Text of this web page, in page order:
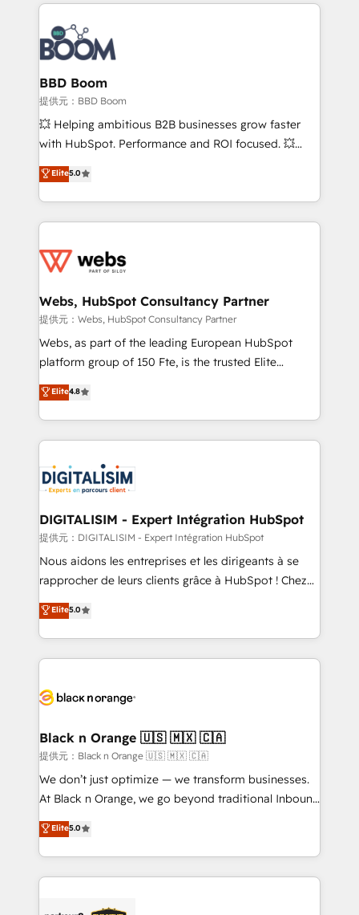
100+ intégrations CRM HubSpot réussies - 40
experts conseil - 150 certifications HubSpot
cumulées
revenue. ⚙️ HubSpot Integration & Optimization •
Seamless CRM, CMS, and automation setup •
Complex platform migrations and data cleanups •
Custom APIs and third-party integrations 📈 End-to-
End Revenue Acceleration • Lifecycle marketing and
pipeline growth programs • Sales enablement tools
and CRM optimization • Retention strategies with
Execution • 750+ onboardings and 2,000+
implementations • Deep expertise across marketing,
BBD Boom
提供元：BBD Boom
💥 Helping ambitious B2B businesses grow faster
with HubSpot. Performance and ROI focused. 💥
BBD Boom is the HubSpot partner that can help you
to HubSpot Better. We work with your teams to
solve all your HubSpot challenges and improve user
adoption, sales process and marketing results.
the first time 🔧 Designing and optimising your
and build using HubSpot 🔌 Integrating HubSpot
with other systems 🎓 Training your teams to be
HubSpot pros 📊 Lead generation services using
HubSpot Why us? - SIX HubSpot Accreditations -
CRM, Solutions Architecture, Onboarding , Data
Migration, Custom Integration & Platform
team of 25+ experts Contact us today to help you
get more from your investment in HubSpot.
Elite5.0
Webs, HubSpot Consultancy Partner
提供元：Webs, HubSpot Consultancy Partner
Webs, as part of the leading European HubSpot
platform group of 150 Fte, is the trusted Elite
HubSpot CRM Partner offering you a roadmap on
maximizing EBITDA and achieving Commercial
Excellence. With our targeted processes, we
strengthen your digital transformation and minimize
Implementation partner, we provide expertise to
drive your business forward. Since 2015 we are fully
dedicated to HubSpot and with an experienced
team (50+), we work with reputable companies in
B2B sectors such as manufacturing, SaaS and
business services. We prepare a customized
impact of your digital transformation, including a
detailed financial rationale with a focus on ROI and
embark on a transformational journey that sets your
business up for long-term success. Unlock your
business. If not now, when?
Elite4.8
DIGITALISIM - Expert Intégration HubSpot
提供元：DIGITALISIM - Expert Intégration HubSpot
Nous aidons les entreprises et les dirigeants à se
rapprocher de leurs clients grâce à HubSpot ! Chez
DIGITALISIM, nous avons l'intime conviction que la
réussite des entreprises passe par l’innovation web,
le marketing digital, et la relation client ! C'est
pourquoi, nos experts sont à la fois capables de
référencement, votre stratégie digitale et le pilotage
projet HubSpot avec DIGITALISIM : 🧽 Nettoyage,
migration et intégration des bases de données. 🚀
Développement des interfaces avec vos logiciels
métiers ⚙️ Configuration de la plateforme HubSpot
Book Process & Guidelines utilisateurs 🎓
Formations des utilisateurs
Elite5.0
Black n Orange 🇺🇸 🇲🇽 🇨🇦
提供元：Black n Orange 🇺🇸 🇲🇽 🇨🇦
We don’t just optimize — we transform businesses.
At Black n Orange, we go beyond traditional Inbound
Marketing with our exclusive methodologies:
BOOMS and BOOST. Together, they form a powerful
combination that has driven success for over 800
businesses worldwide. As Elite HubSpot Partners, we
Elite5.0